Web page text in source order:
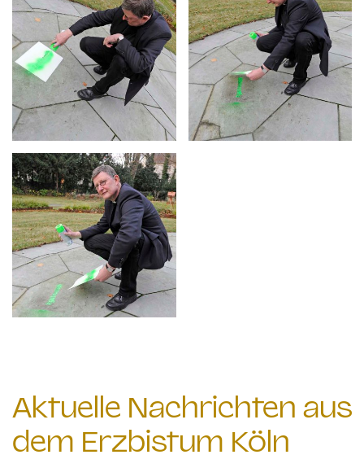
Aktuelle Nachrichten aus
dem Erzbistum Köln